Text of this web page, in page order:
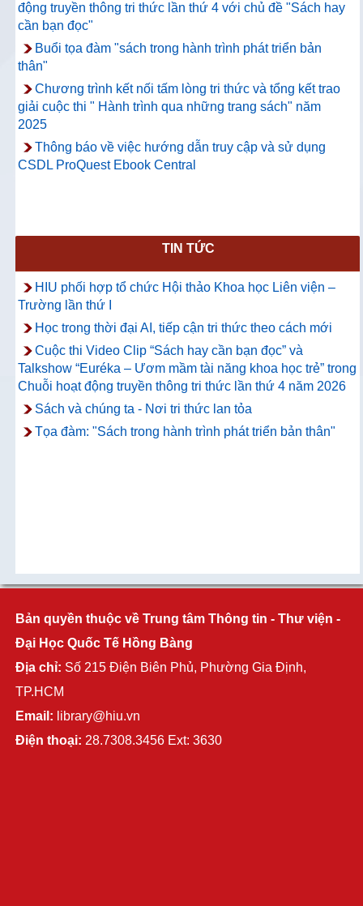
động truyền thông tri thức lần thứ 4 với chủ đề "Sách hay
cần bạn đọc"
Buổi tọa đàm "sách trong hành trình phát triển bản
thân"
Chương trình kết nối tấm lòng tri thức và tổng kết trao
giải cuộc thi " Hành trình qua những trang sách" năm
2025
Thông báo về việc hướng dẫn truy cập và sử dụng
CSDL ProQuest Ebook Central
TIN TỨC
HIU phối hợp tổ chức Hội thảo Khoa học Liên viện –
Trường lần thứ I
Học trong thời đại AI, tiếp cận tri thức theo cách mới
Cuộc thi Video Clip “Sách hay cần bạn đọc” và
Talkshow “Euréka – Ươm mầm tài năng khoa học trẻ” trong
Chuỗi hoạt động truyền thông tri thức lần thứ 4 năm 2026
Sách và chúng ta - Nơi tri thức lan tỏa
Tọa đàm: "Sách trong hành trình phát triển bản thân"
Bản quyền thuộc về Trung tâm Thông tin - Thư viện -
Đại Học Quốc Tế Hồng Bàng
Địa chỉ: Số 215 Điện Biên Phủ, Phường Gia Định,
TP.HCM
Email: library@hiu.vn
Điện thoại: 28.7308.3456 Ext: 3630